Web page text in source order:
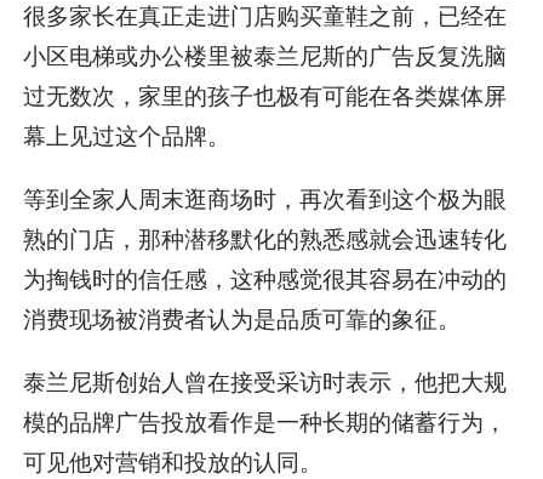
很多家长在真正走进门店购买童鞋之前，已经在
小区电梯或办公楼里被泰兰尼斯的广告反复洗脑
过无数次，家里的孩子也极有可能在各类媒体屏
幕上见过这个品牌。
等到全家人周末逛商场时，再次看到这个极为眼
熟的门店，那种潜移默化的熟悉感就会迅速转化
为掏钱时的信任感，这种感觉很其容易在冲动的
消费现场被消费者认为是品质可靠的象征。
泰兰尼斯创始人曾在接受采访时表示，他把大规
模的品牌广告投放看作是一种长期的储蓄行为，
可见他对营销和投放的认同。